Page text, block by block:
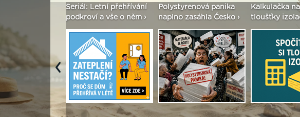
My ho
Seriál: Letní přehřívání
podkroví a vše o něm ›
Polystyrenová panika
naplno zasáhla Česko ›
Kalkulačka na
tloušťky izolace
Previous